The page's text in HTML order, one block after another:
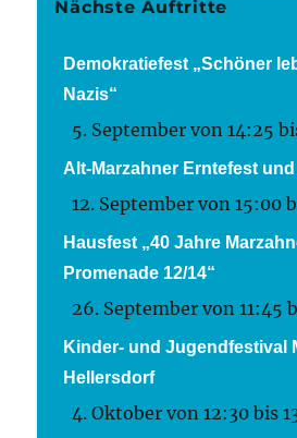
Nächste Auftritte
Demokratiefest „Schöner
Nazis“
5. September von 14:25
Alt-Marzahner Erntefest
12. September von 15:00
Hausfest „40 Jahre
Promenade 12/14“
26. September von 11:45
Kinder- und Jugendfestival
Hellersdorf
4. Oktober von 12:30 bis